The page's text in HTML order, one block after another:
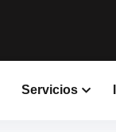
Servicios